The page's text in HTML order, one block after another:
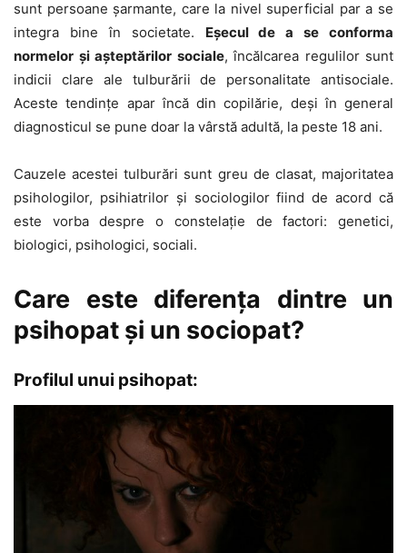
sunt persoane şarmante, care la nivel superficial par a se
integra bine în societate. Eşecul de a se conforma
normelor şi aşteptărilor sociale, încălcarea regulilor sunt
indicii clare ale tulburării de personalitate antisociale.
Aceste tendinţe apar încă din copilărie, deşi în general
diagnosticul se pune doar la vârstă adultă, la peste 18 ani.
Cauzele acestei tulburări sunt greu de clasat, majoritatea
psihologilor, psihiatrilor şi sociologilor fiind de acord că
este vorba despre o constelaţie de factori: genetici,
biologici, psihologici, sociali.
Care este diferenţa dintre un
psihopat şi un sociopat?
Profilul unui psihopat: